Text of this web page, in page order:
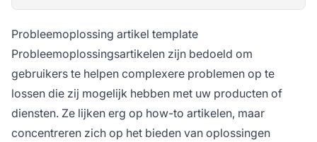
Probleemoplossing artikel template
Probleemoplossingsartikelen zijn bedoeld om
gebruikers te helpen complexere problemen op te
lossen die zij mogelijk hebben met uw producten of
diensten. Ze lijken erg op how-to artikelen, maar
concentreren zich op het bieden van oplossingen